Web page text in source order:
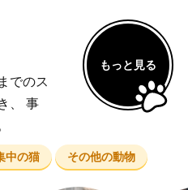
でのス
、 事
中の猫 その他の動物
もっと見る